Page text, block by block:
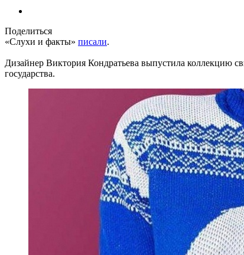
Поделиться
«Слухи и факты» писали.
Дизайнер Виктория Кондратьева выпустила коллекцию
государства.